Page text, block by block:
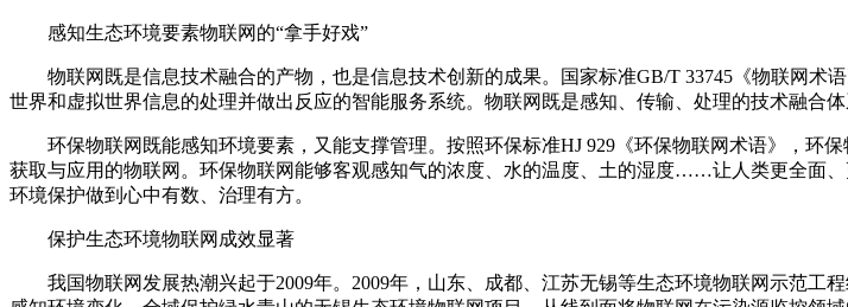
感知生态环境要素物联网的“拿手好戏”
物联网既是信息技术融合的产物，也是信息技术创新的成果。国家标准GB/T 33745《物联网术
世界和虚拟世界信息的处理并做出反应的智能服务系统。物联网既是感知、传输、处理的技术融合
环保物联网既能感知环境要素，又能支撑管理。按照环保标准HJ 929《环保物联网术语》，环
获取与应用的物联网。环保物联网能够客观感知气的浓度、水的温度、土的湿度……让人类更全面
环境保护做到心中有数、治理有方。
保护生态环境物联网成效显著
我国物联网发展热潮兴起于2009年。2009年，山东、成都、江苏无锡等生态环境物联网示范工